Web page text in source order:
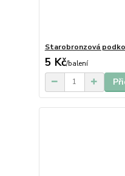
Starobronzová
5 Kč/balení